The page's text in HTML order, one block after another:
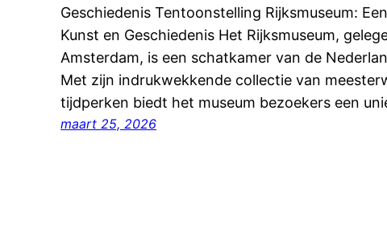
Geschiedenis Tentoonstelling Rijksmuseum:
Kunst en Geschiedenis Het Rijksmuseum,
Amsterdam, is een schatkamer van de
Met zijn indrukwekkende collectie van
tijdperken biedt het museum bezoekers een
maart 25, 2026